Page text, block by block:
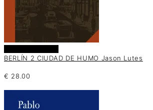
BERLÍN 2 CIUDAD DE HUMO Jason Lutes
€ 28.00